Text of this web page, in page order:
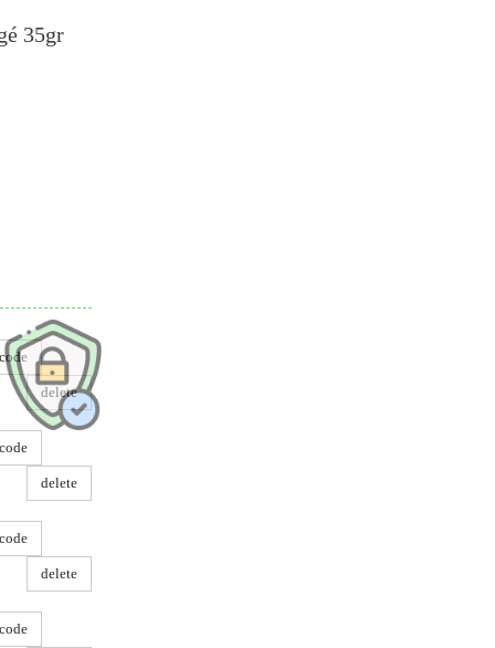
35gr
code
delete
code
delete
code
delete
code